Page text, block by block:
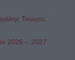
Τσώχος
2026 – 2027